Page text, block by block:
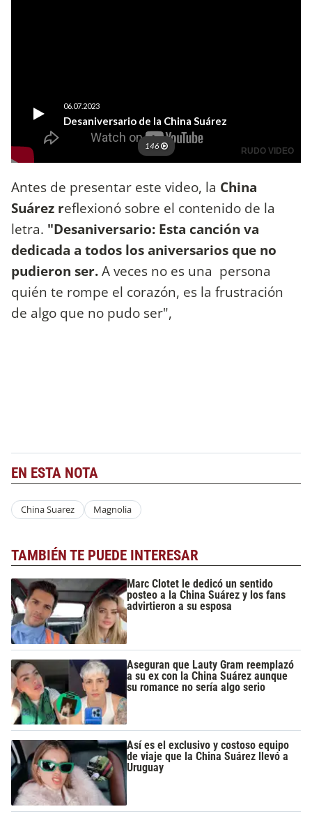
Antes de presentar este video, la China
Suárez reflexionó sobre el contenido de la
letra. "Desaniversario: Esta canción va
dedicada a todos los aniversarios que no
pudieron ser.A veces no es una persona
quién te rompe el corazón, es la frustración
de algo que no pudo ser",
EN ESTA NOTA
China Suarez Magnolia
TAMBIÉN TE PUEDE INTERESAR
Marc Clotet le dedicó un sentido
posteo a la China Suárez y los fans
advirtieron a su esposa
Aseguran que Lauty Gram reemplazó
a su ex con la China Suárez aunque
su romance no sería algo serio
Así es el exclusivo y costoso equipo
de viaje que la China Suárez llevó a
Uruguay